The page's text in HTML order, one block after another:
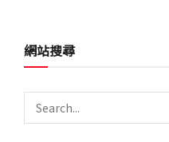
網站搜尋